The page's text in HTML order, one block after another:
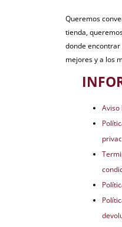
Queremos
tienda,
donde encontrar
mejores y a los
Aviso